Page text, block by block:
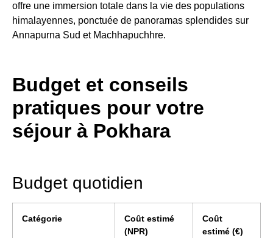
offre une immersion totale dans la vie des populations
himalayennes, ponctuée de panoramas splendides sur
Annapurna Sud et Machhapuchhre.
Budget et conseils
pratiques pour votre
séjour à Pokhara
Budget quotidien
Catégorie
Coût estimé
(NPR)
Coût
estimé (€)